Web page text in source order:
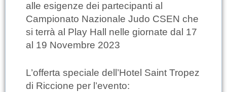
alle esigenze dei partecipanti al
Campionato Nazionale Judo CSEN che
si terrà al Play Hall nelle giornate dal 17
al 19 Novembre 2023
L’offerta speciale dell’Hotel Saint Tropez
di Riccione per l’evento: